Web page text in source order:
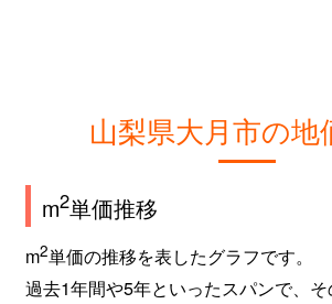
山梨県大月市の地
m2単価推移
m2単価の推移を表したグラフです。
過去1年間や5年といったスパンで、そ